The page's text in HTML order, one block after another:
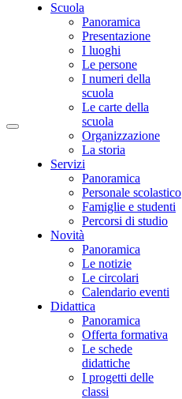
Scuola
Panoramica
Presentazione
I luoghi
Le persone
I numeri della
scuola
Le carte della
scuola
Organizzazione
La storia
Servizi
Panoramica
Personale scolastico
Famiglie e studenti
Percorsi di studio
Novità
Panoramica
Le notizie
Le circolari
Calendario eventi
Didattica
Panoramica
Offerta formativa
Le schede
didattiche
I progetti delle
classi